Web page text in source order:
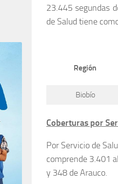
23.445 segundas
de Salud tiene
Región
Biobío
Coberturas por
Por Servicio de
comprende 3.401
y 348 de Arauco.